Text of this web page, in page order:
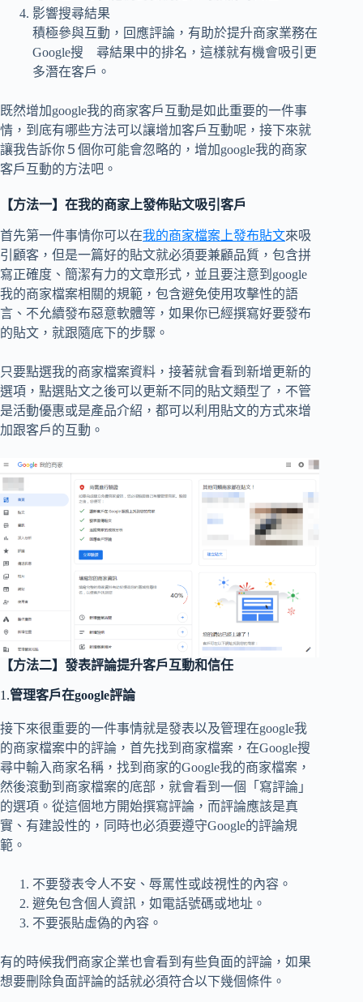
影響搜尋結果
積極參與互動，回應評論，有助於提升商家業務在
Google搜 尋結果中的排名，這樣就有機會吸引更
多潛在客戶。
既然增加google我的商家客戶互動是如此重要的一件事
情，到底有哪些方法可以讓增加客戶互動呢，接下來就
讓我告訴你５個你可能會忽略的，增加google我的商家
客戶互動的方法吧。
【方法一】在我的商家上發佈貼文吸引客戶
首先第一件事情你可以在我的商家檔案上發布貼文來吸
引顧客，但是一篇好的貼文就必須要兼顧品質，包含拼
寫正確度、簡潔有力的文章形式，並且要注意到google
我的商家檔案相關的規範，包含避免使用攻擊性的語
言、不允續發布惡意軟體等，如果你已經撰寫好要發布
的貼文，就跟隨底下的步驟。
只要點選我的商家檔案資料，接著就會看到新增更新的
選項，點選貼文之後可以更新不同的貼文類型了，不管
是活動優惠或是產品介紹，都可以利用貼文的方式來增
加跟客戶的互動。
【方法二】發表評論提升客戶互動和信任
1.管理客戶在google評論
接下來很重要的一件事情就是發表以及管理在google我
的商家檔案中的評論，首先找到商家檔案，在Google搜
尋中輸入商家名稱，找到商家的Google我的商家檔案，
然後滾動到商家檔案的底部，就會看到一個「寫評論」
的選項。從這個地方開始撰寫評論，而評論應該是真
實、有建設性的，同時也必須要遵守Google的評論規
範。
不要發表令人不安、辱罵性或歧視性的內容。
避免包含個人資訊，如電話號碼或地址。
不要張貼虛偽的內容。
有的時候我們商家企業也會看到有些負面的評論，如果
想要刪除負面評論的話就必須符合以下幾個條件。